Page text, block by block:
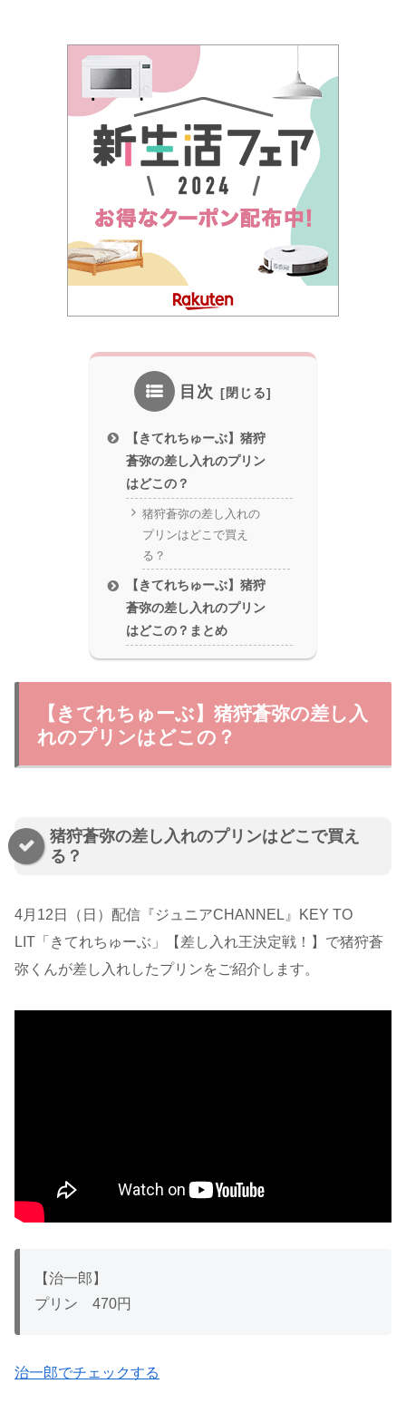
目次
【きてれちゅーぶ】猪狩
蒼弥の差し入れのプリン
はどこの？
猪狩蒼弥の差し入れの
プリンはどこで買え
る？
【きてれちゅーぶ】猪狩
蒼弥の差し入れのプリン
はどこの？まとめ
【きてれちゅーぶ】猪狩蒼弥の差し入
れのプリンはどこの？
猪狩蒼弥の差し入れのプリンはどこで買え
る？
4月12日（日）配信『ジュニアCHANNEL』KEY TO
LIT「きてれちゅーぶ」【差し入れ王決定戦！】で猪狩蒼
弥くんが差し入れしたプリンをご紹介します。
【治一郎】
プリン 470円
治一郎でチェックする